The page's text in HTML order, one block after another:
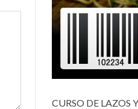
CURSO DE LAZOS